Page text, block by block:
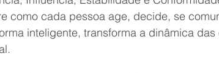
como cada pessoa age, decide, se
inteligente, transforma a dinâmica